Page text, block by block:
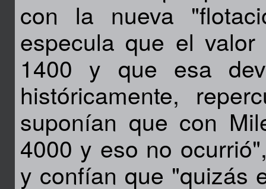
con la nueva
especula que el
1400 y que esa
históricamente,
suponían que con
4000 y eso no
y confían que "quizás